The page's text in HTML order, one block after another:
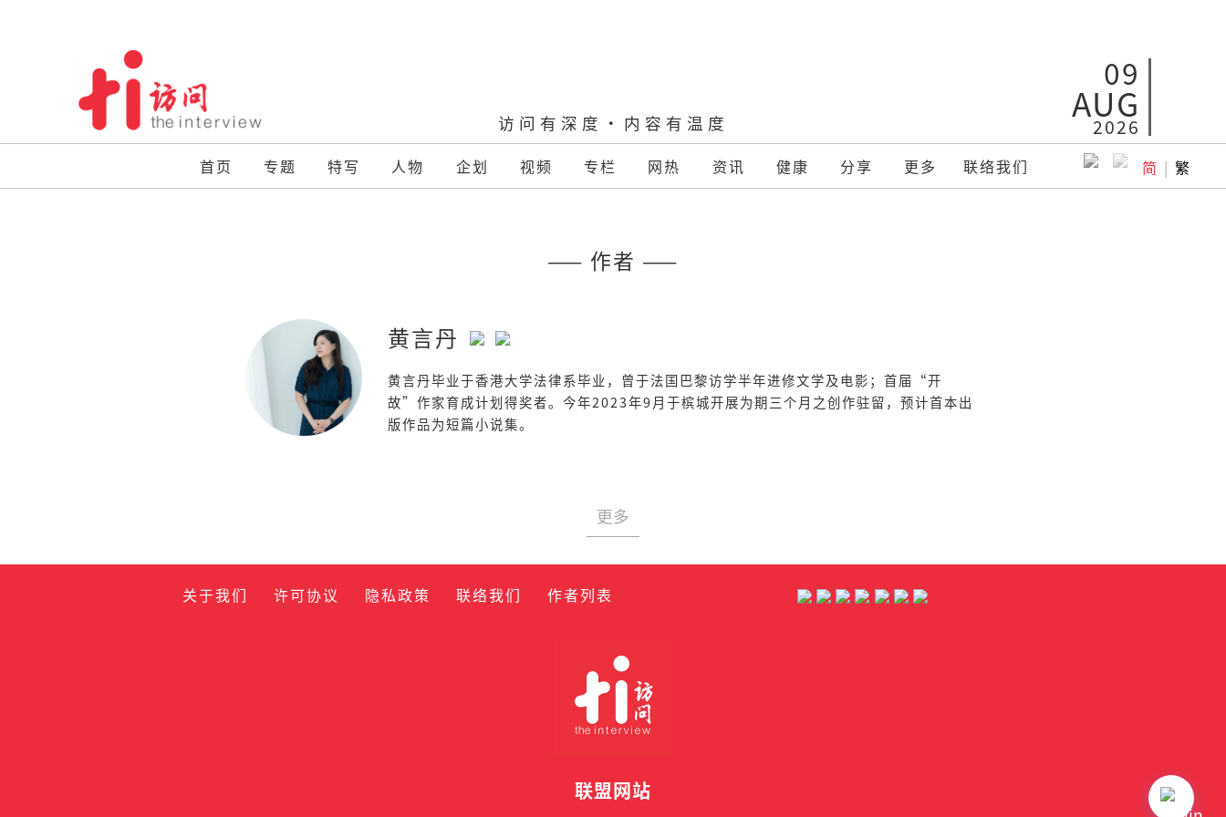
访问有深度·内容有温度
09
AUG
2026
首页 专题 特写 人物 企划 视频 专栏 网热 资讯 健康 分享 更多 联络我们 简 | 繁
—— 作者 ——
黄言丹
黄言丹毕业于⾹港⼤学法律系毕业，曾于法国巴黎访学半年进修文学及电影；⾸届“开
故”作家育成计划得奖者。今年2023年9⽉于槟城开展为期三个⽉之创作驻留，预计首本出
版作品为短篇小说集。
更多
关于我们 许可协议 隐私政策 联络我们 作者列表
联盟网站